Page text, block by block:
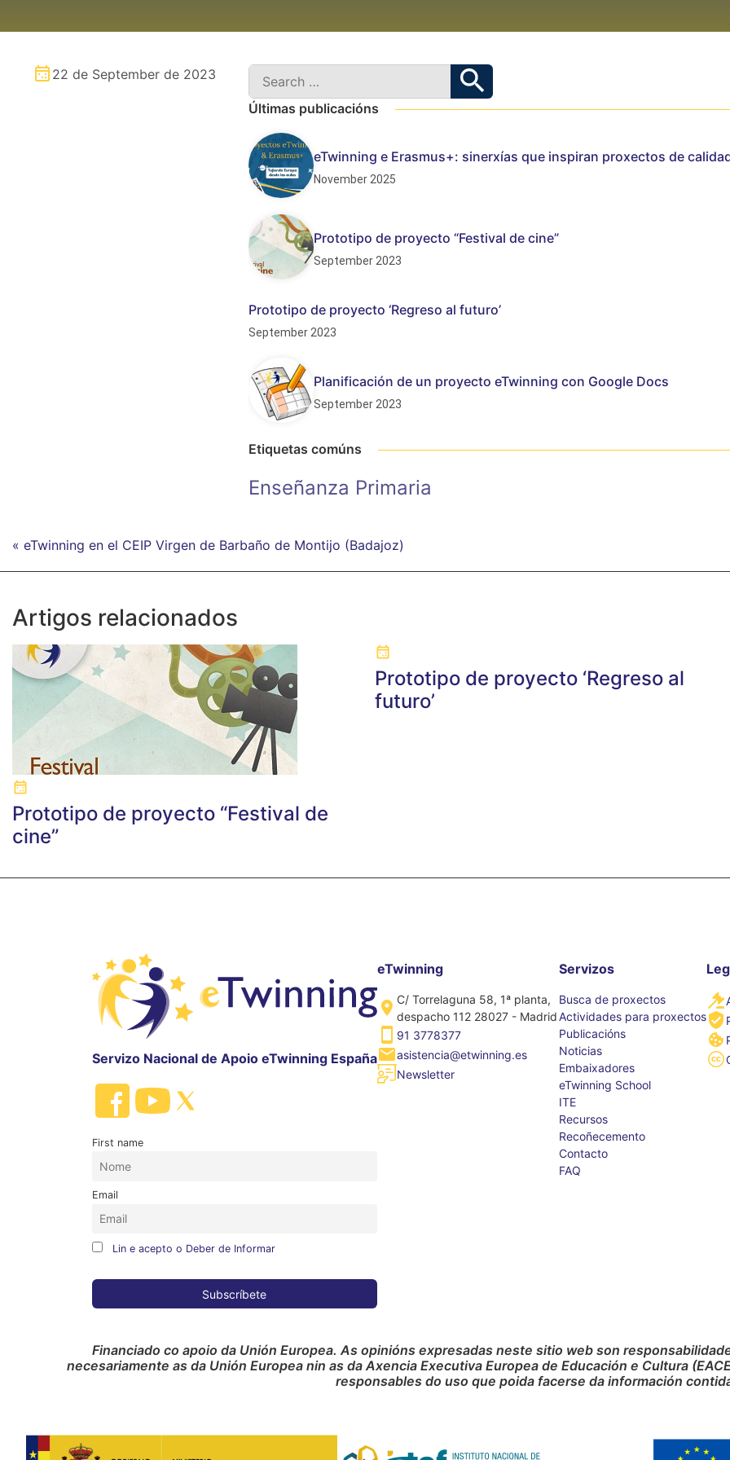
22 de September de 2023
Últimas publicacións
eTwinning e Erasmus+: sinerxías que inspiran proxectos de
November 2025
Prototipo de proyecto “Festival de cine”
September 2023
Prototipo de proyecto ‘Regreso al futuro’
September 2023
Planificación de un proyecto eTwinning con Google Docs
September 2023
Etiquetas comúns
Enseñanza Primaria
« eTwinning en el CEIP Virgen de Barbaño de Montijo (Badajoz)
Artigos relacionados
Prototipo de proyecto “Festival de
cine”
Prototipo de proyecto ‘Regreso al
futuro’
Servizo Nacional de Apoio eTwinning España
First name
Email
Lin e acepto o Deber de Informar
eTwinning
C/ Torrelaguna 58, 1ª planta,
despacho 112 28027 - Madrid
91 3778377
asistencia@etwinning.es
Newsletter
Servizos
Busca de proxectos
Actividades para proxectos
Publicacións
Noticias
Embaixadores
eTwinning School
ITE
Recursos
Recoñecemento
Contacto
FAQ
Financiado co apoio da Unión Europea. As opinións expresadas neste sitio web son
necesariamente as da Unión Europea nin as da Axencia Executiva Europea de Educación e Cultura
responsables do uso que poida facerse da información